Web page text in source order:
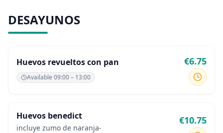
DESAYUNOS
Huevos revueltos con pan
Available 09:00 – 13:00
€6.75
Huevos benedict
incluye zumo de naranja-
€10.75